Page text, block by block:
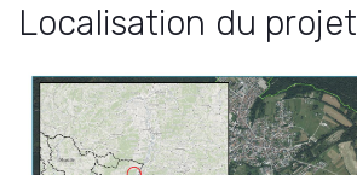
Localisation du projet